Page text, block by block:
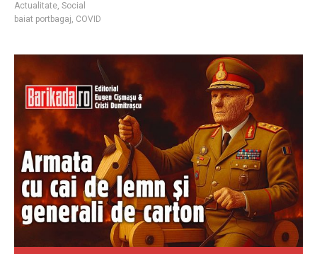
Actualitate, Social
baiat portbagaj, COVID